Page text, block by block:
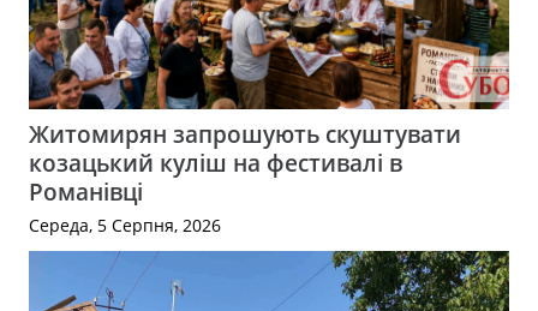
Житомирян запрошують скуштувати
козацький куліш на фестивалі в
Романівці
Середа, 5 Серпня, 2026